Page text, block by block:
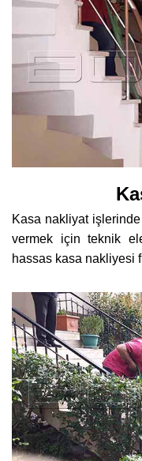
Kasa nakliyat
vermek için teknik
hassas kasa nakliyesi